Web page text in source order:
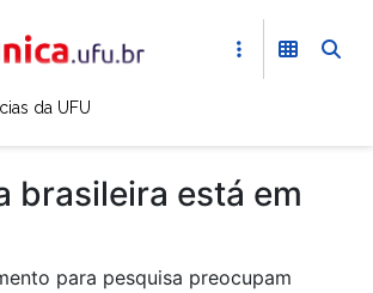
da UFU
brasileira está em
para pesquisa preocupam